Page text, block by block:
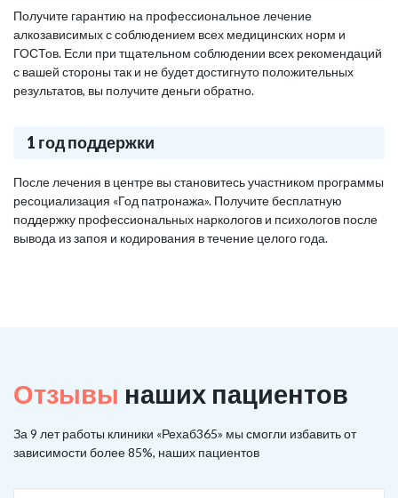
Получите гарантию на профессиональное лечение
алкозависимых с соблюдением всех медицинских норм и
ГОСТов. Если при тщательном соблюдении всех рекомендаций
с вашей стороны так и не будет достигнуто положительных
результатов, вы получите деньги обратно.
1 год поддержки
После лечения в центре вы становитесь участником программы
ресоциализация «Год патронажа». Получите бесплатную
поддержку профессиональных наркологов и психологов после
вывода из запоя и кодирования в течение целого года.
Отзывы наших пациентов
За 9 лет работы клиники «Рехаб365» мы смогли избавить от
зависимости более 85%, наших пациентов